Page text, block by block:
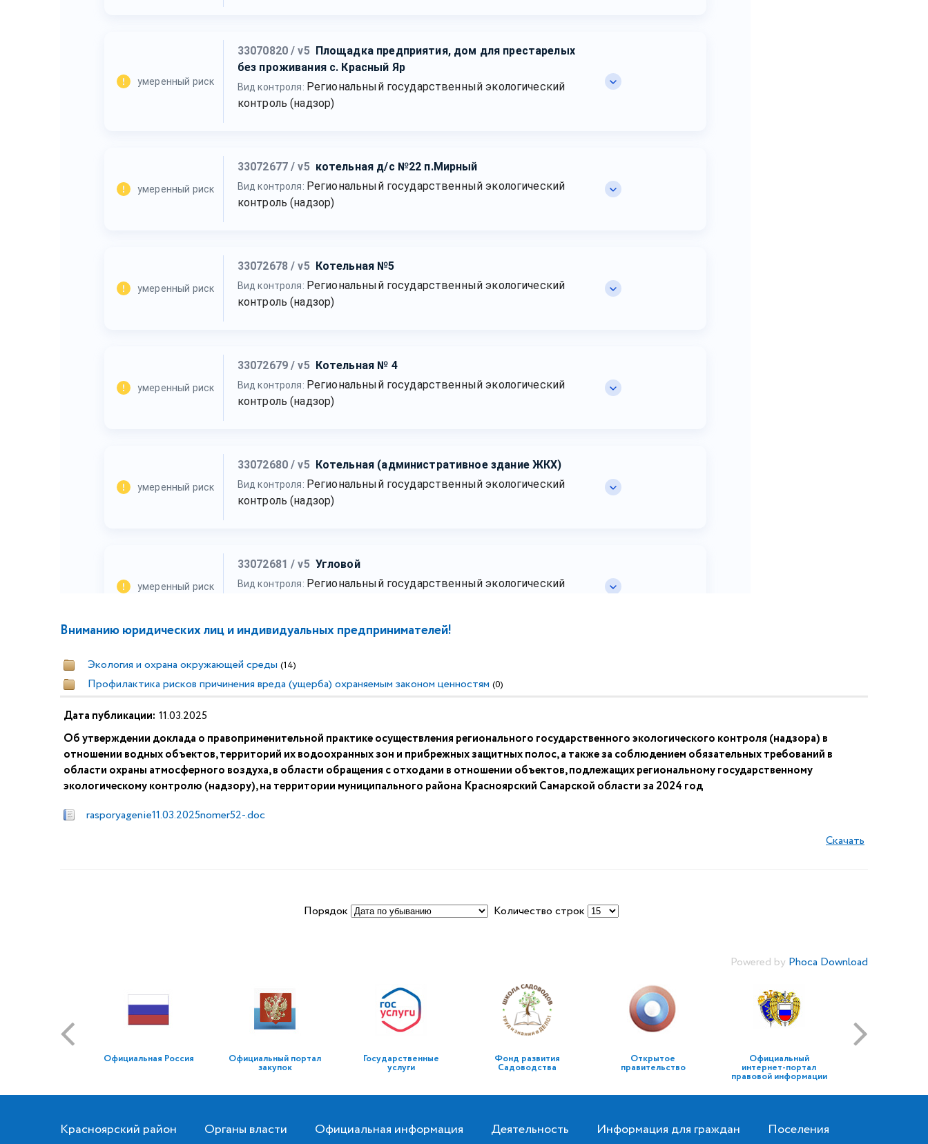
Вниманию юридических лиц и индивидуальных предпринимателей!
Экология и охрана окружающей среды (14)
Профилактика рисков причинения вреда (ущерба) охраняемым законом ценностям (0)
Дата публикации: 11.03.2025
Об утверждении доклада о правоприменительной практике осуществления регионального государственного экологического контроля (надзора) в
отношении водных объектов, территорий их водоохранных зон и прибрежных защитных полос, а также за соблюдением обязательных требований в
области охраны атмосферного воздуха, в области обращения с отходами в отношении объектов, подлежащих региональному государственному
экологическому контролю (надзору), на территории муниципального района Красноярский Самарской области за 2024 год
rasporyagenie11.03.2025nomer52-.doc
Скачать
Порядок Количество строк
Powered by Phoca Download
Официальная Россия Официальный портал
закупок
Государственные
услуги
Фонд развития
Садоводства
Открытое
правительство
Официальный
интернет-портал
правовой информации
Красноярский район Органы власти Официальная информация Деятельность Информация для граждан Поселения